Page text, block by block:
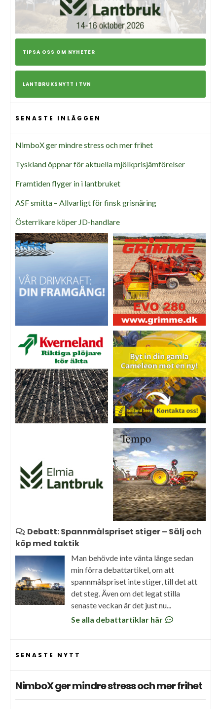
TIPSA OSS OM NYHETER
LANTBRUKSNYTT I TVN
SENASTE INLÄGGEN
NimboX ger mindre stress och mer frihet
Tyskland öppnar för aktuella mjölkprisjämförelser
Framtiden flyger in i lantbruket
ASF smitta – Allvarligt för finsk grisnäring
Österrikare köper JD-handlare
Debatt: Spannmålspriset stiger – Sälj och
köp med taktik
Man behövde inte vänta länge sedan
min förra debattartikel, om att
spannmålspriset inte stiger, till det att
det steg. Även om det legat stilla
senaste veckan är det just nu...
Se alla debattartiklar här
SENASTE NYTT
NimboX ger mindre stress och mer frihet